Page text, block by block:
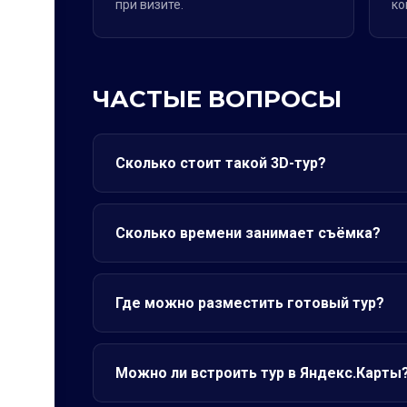
при визите.
ЧАСТЫЕ ВОПРОСЫ
Сколько стоит такой 3D-тур?
Сколько времени занимает съёмка?
Где можно разместить готовый тур?
Можно ли встроить тур в